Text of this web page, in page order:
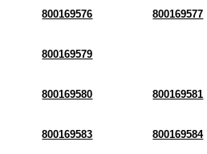
800169576 800169577
800169579
800169580 800169581
800169583 800169584